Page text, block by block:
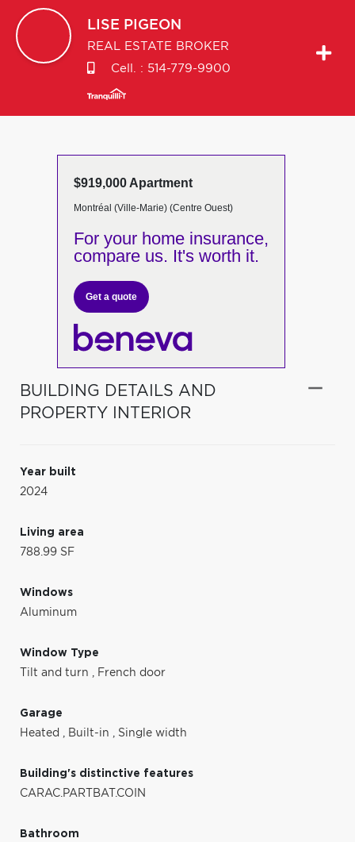
LISE PIGEON
REAL ESTATE BROKER
Cell. : 514-779-9900
$919,000 Apartment
Montréal (Ville-Marie) (Centre Ouest)
For your home insurance,
compare us. It's worth it.
Get a quote
BUILDING DETAILS AND
PROPERTY INTERIOR
Year built
2024
Living area
788.99 SF
Windows
Aluminum
Window Type
Tilt and turn , French door
Garage
Heated , Built-in , Single width
Building's distinctive features
CARAC.PARTBAT.COIN
Bathroom